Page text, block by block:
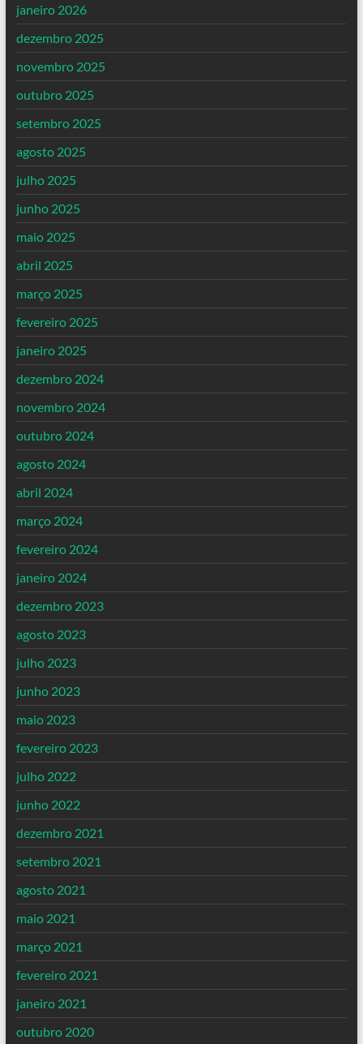
janeiro 2026
dezembro 2025
novembro 2025
outubro 2025
setembro 2025
agosto 2025
julho 2025
junho 2025
maio 2025
abril 2025
março 2025
fevereiro 2025
janeiro 2025
dezembro 2024
novembro 2024
outubro 2024
agosto 2024
abril 2024
março 2024
fevereiro 2024
janeiro 2024
dezembro 2023
agosto 2023
julho 2023
junho 2023
maio 2023
fevereiro 2023
julho 2022
junho 2022
dezembro 2021
setembro 2021
agosto 2021
maio 2021
março 2021
fevereiro 2021
janeiro 2021
outubro 2020